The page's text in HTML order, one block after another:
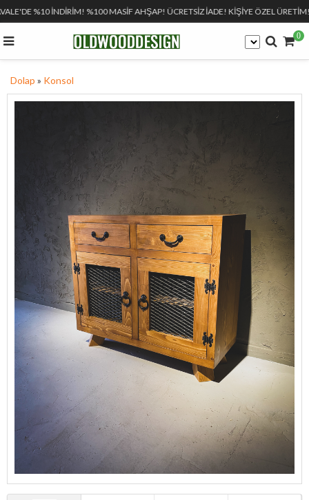
%10 İNDİRİM! %100 MASİF AHŞAP! ÜCRETSİZ İADE! KİŞİYE ÖZEL ÜRETİM!
0
Dolap » Konsol